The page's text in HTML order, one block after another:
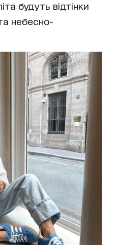
будуть відтінки
небесно-